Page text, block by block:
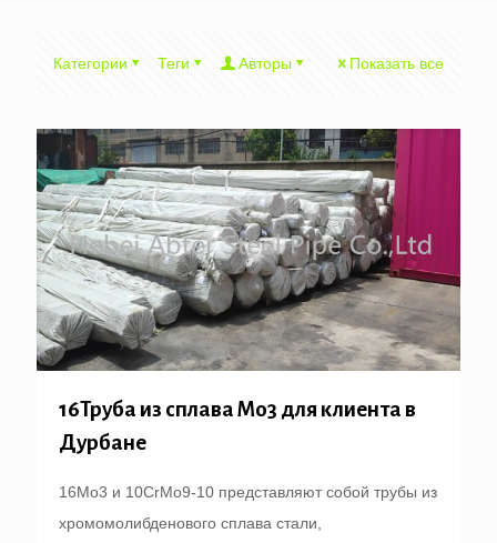
Категории Теги Авторы Показать все
16Труба из сплава Mo3 для клиента в
Дурбане
16Mo3 и 10CrMo9-10 представляют собой трубы из
хромомолибденового сплава стали,